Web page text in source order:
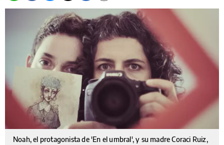
Noah, el protagonista de 'En el umbral', y su madre Coraci Ruiz,